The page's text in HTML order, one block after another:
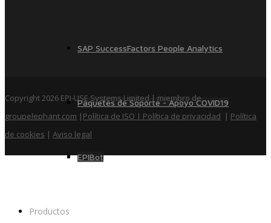
SAP SuccessFactors People Analytics
Paquetes de Soporte - Apoyo COVID19
EPIBot
Productos
Copyright 2026 EPI-USE Systems Limited | miembro de
groupelephant.com | Política de ISO | Política de privacidad | Política
de cookies | Aviso legal